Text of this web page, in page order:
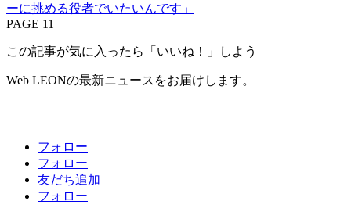
ーに挑める役者でいたいんです」
PAGE 11
この記事が気に入ったら「いいね！」しよう
Web LEONの最新ニュースをお届けします。
フォロー
フォロー
友だち追加
フォロー